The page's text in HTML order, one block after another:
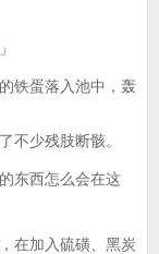
铁蛋落入池中，轰
不少残肢断骸。
东西怎么会在这
在加入硫磺、黑炭